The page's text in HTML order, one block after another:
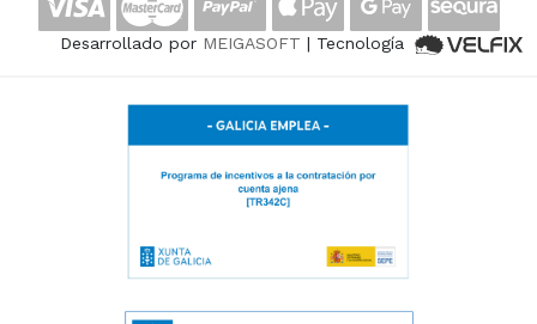
Desarrollado por MEIGASOFT | Tecnología